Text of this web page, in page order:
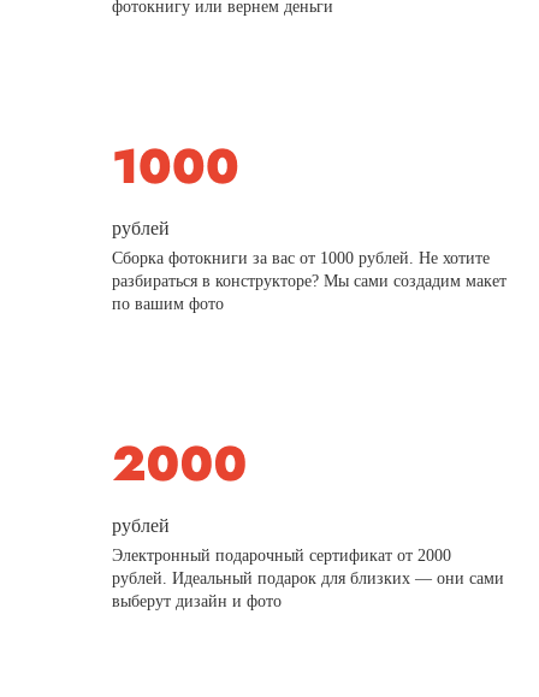
фотокнигу или вернем деньги
рублей
Сборка фотокниги за вас от 1000 рублей. Не хотите
разбираться в конструкторе? Мы сами создадим макет
по вашим фото
рублей
Электронный подарочный сертификат от 2000
рублей. Идеальный подарок для близких — они сами
выберут дизайн и фото